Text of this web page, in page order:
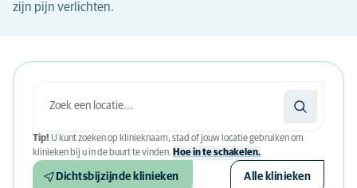
zijn pijn verlichten.
Tip! U kunt zoeken op klinieknaam, stad of jouw locatie gebruiken om
klinieken bij u in de buurt te vinden. Hoe in te schakelen.
Dichtsbijzijnde klinieken Alle klinieken